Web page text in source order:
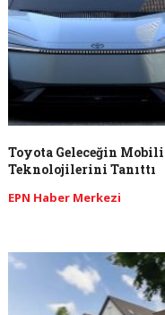
Toyota Geleceğin
Teknolojilerini Tanıttı
EPN Haber Merkezi